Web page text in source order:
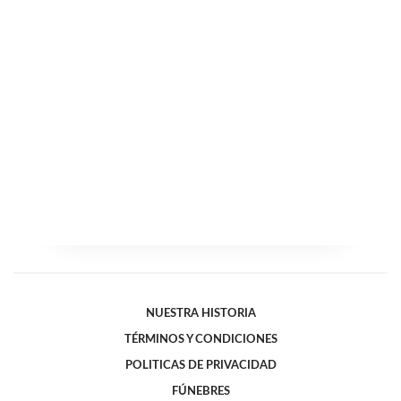
NUESTRA HISTORIA
TÉRMINOS Y CONDICIONES
POLITICAS DE PRIVACIDAD
FÚNEBRES